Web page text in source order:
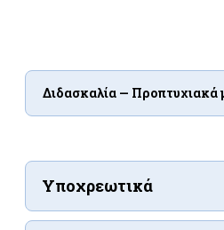
Διδασκαλία — Προπτυχιακά
Υποχρεωτικά